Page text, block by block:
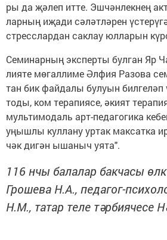
ры да җә­леп ит­те. Эш­чән­лек­нең
лар­ның иҗа­ди сә­ләт­лә­рен
стресс­лар­дан сак­лау юл­ла­рын
Се­ми­нар­ның экс­пер­ты бул­ган Яр
ли­я­те мөгал­ли­ме Әл­фия Ра­зо­ва
тан бик фай­да­лы бу­лу­ын бил­ге­ләп
то­ды, ком те­ра­пи­я­се, әки­ят
муль­ти­мо­даль арт-пе­да­го­ги­ка
уңыш­лы кул­ла­ну ур­так мак­сат­ка
чәк ди­гән ыша­ныч уя­та".
116 нчы ба­ла­лар бак­ча­сы
Гро­ше­ва Н.А., пе­да­гог-
Н.М., та­тар те­ле тәр­би­я­че­се